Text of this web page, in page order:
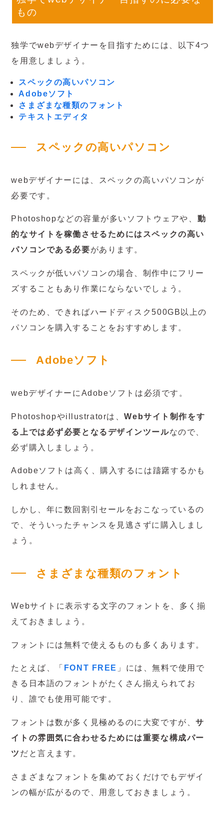
もの
独学でwebデザイナーを目指すためには、以下4つ
を用意しましょう。
スペックの高いパソコン
Adobeソフト
さまざまな種類のフォント
テキストエディタ
スペックの高いパソコン
webデザイナーには、スペックの高いパソコンが
必要です。
Photoshopなどの容量が多いソフトウェアや、 動
的なサイトを稼働させるためにはスペックの高い
パソコンである必要があります。
スペックが低いパソコンの場合、制作中にフリー
ズすることもあり作業にならないでしょう。
そのため、できればハードディスク500GB以上の
パソコンを購入することをおすすめします。
Adobeソフト
webデザイナーにAdobeソフトは必須です。
Photoshopやillustratorは、Webサイト制作をす
る上では必ず必要となるデザインツールなので、
必ず購入しましょう。
Adobeソフトは高く、購入するには躊躇するかも
しれません。
しかし、年に数回割引セールをおこなっているの
で、そういったチャンスを見逃さずに購入しまし
ょう。
さまざまな種類のフォント
Webサイトに表示する文字のフォントを、多く揃
えておきましょう。
フォントには無料で使えるものも多くあります。
たとえば、「 FONT FREE 」には、無料で使用で
きる日本語のフォントがたくさん揃えられてお
り、誰でも使用可能です。
フォントは数が多く見極めるのに大変ですが、サ
イトの雰囲気に合わせるためには重要な構成パー
ツ だと言えます。
さまざまなフォントを集めておくだけでもデザイ
ンの幅が広がるので、用意しておきましょう。